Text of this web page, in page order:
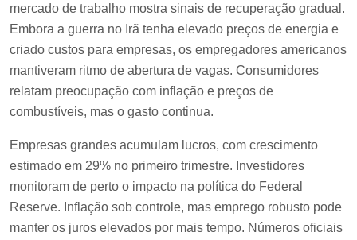
mercado de trabalho mostra sinais de recuperação gradual.
Embora a guerra no Irã tenha elevado preços de energia e
criado custos para empresas, os empregadores americanos
mantiveram ritmo de abertura de vagas. Consumidores
relatam preocupação com inflação e preços de
combustíveis, mas o gasto continua.
Empresas grandes acumulam lucros, com crescimento
estimado em 29% no primeiro trimestre. Investidores
monitoram de perto o impacto na política do Federal
Reserve. Inflação sob controle, mas emprego robusto pode
manter os juros elevados por mais tempo. Números oficiais